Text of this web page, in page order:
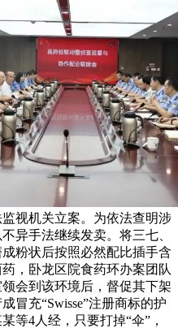
视机关立案。为依法查明涉
异手法继续发卖。将三七、
粉状后按照必然配比插手含
，卧龙区院食药环办案团队
会到该环境后，督促其下架
冒充“Swisse”注册商标的护
等4人经，只要打掉“伞”，